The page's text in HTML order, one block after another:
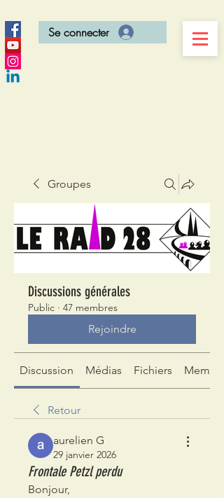
Se connecter
Groupes
Discussions générales
Public · 47 membres
Rejoindre
Discussion Médias Fichiers
Retour
aurelien G
29 janvier 2026
Frontale Petzl perdu
Bonjour,